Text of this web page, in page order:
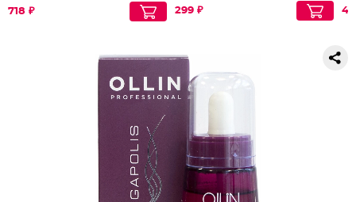
718 ₽ 299 ₽